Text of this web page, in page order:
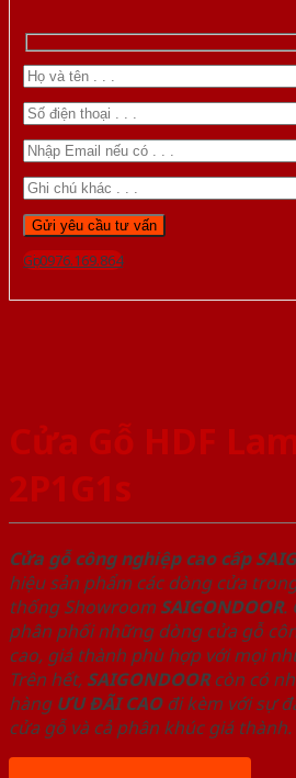
Gọi 0976.169.864
Cửa Gỗ HDF
2P1G1s
Cửa gỗ công nghiệp cao cấp
hiệu sản phẩm các dòng cửa
thống Showroom SAIGONDOOR.
phân phối những dòng cửa gỗ
cao, giá thành phù hợp với mọi
Trên hết, SAIGONDOORcòn có
hàng ƯU ĐÃI CAOđi kèm với sự
cửa gỗ và cả phân khúc giá thành.